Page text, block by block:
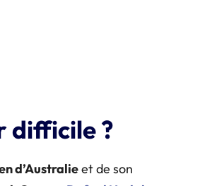
difficile ?
d’Australieet de son